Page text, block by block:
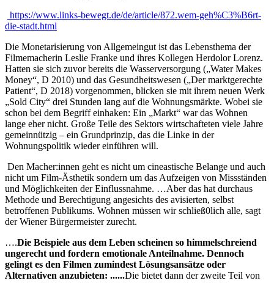
https://www.links-bewegt.de/de/article/872.wem-geh%C3%B6rt-
die-stadt.html
Die Monetarisierung von Allgemeingut ist das Lebensthema der
Filmemacherin Leslie Franke und ihres Kollegen Herdolor Lorenz.
Hatten sie sich zuvor bereits die Wasserversorgung („Water Makes
Money“, D 2010) und das Gesundheitswesen („Der marktgerechte
Patient“, D 2018) vorgenommen, blicken sie mit ihrem neuen Werk
„Sold City“ drei Stunden lang auf die Wohnungsmärkte. Wobei sie
schon bei dem Begriff einhaken: Ein „Markt“ war das Wohnen
lange eher nicht. Große Teile des Sektors wirtschafteten viele Jahre
gemeinnützig – ein Grundprinzip, das die Linke in der
Wohnungspolitik wieder einführen will.
Den Macher:innen geht es nicht um cineastische Belange und auch
nicht um Film-Ästhetik sondern um das Aufzeigen von Missständen
und Möglichkeiten der Einflussnahme. …Aber das hat durchaus
Methode und Berechtigung angesichts des avisierten, selbst
betroffenen Publikums. Wohnen müssen wir schließ0lich alle, sagt
der Wiener Bürgermeister zurecht.
….Die Beispiele aus dem Leben scheinen so himmelschreiend
ungerecht und fordern emotionale Anteilnahme. Dennoch
gelingt es den Filmen zumindest Lösungsansätze oder
Alternativen anzubieten: ......Die bietet dann der zweite Teil von